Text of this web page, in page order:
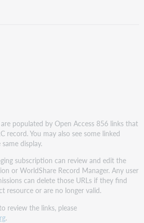
populated by Open Access 856 links that
record. You may also see some linked
display.
subscription can review and edit the
or WorldShare Record Manager. Any user
can delete those URLs if they find
resource or are no longer valid.
review the links, please
.